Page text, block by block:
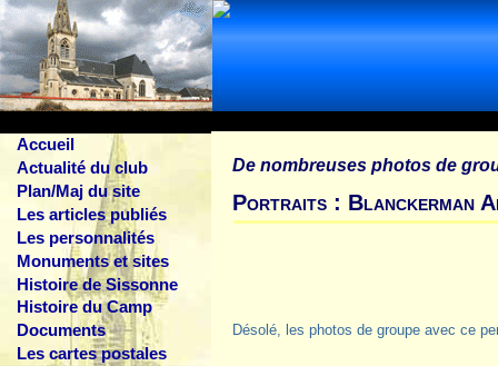
Accueil
Actualité du club
Plan/Maj du site
Les articles publiés
Les personnalités
Monuments et sites
Histoire de Sissonne
Histoire du Camp
Documents
Les cartes postales
De nombreuses photos de
Portraits : Blanckerman
Désolé, les photos de groupe avec ce